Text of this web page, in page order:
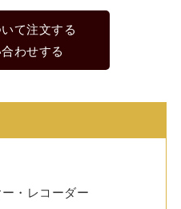
て注文する
わせする
・レコーダー